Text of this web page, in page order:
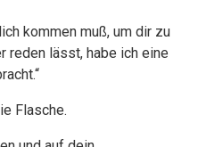
kommen muß, um dir zu
reden lässt, habe ich eine
Flasche.